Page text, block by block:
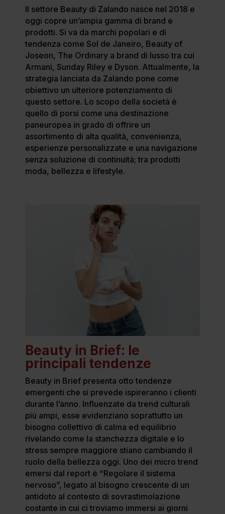
Il settore Beauty di Zalando nasce nel 2018 e
oggi copre un’ampia gamma di brand e
prodotti. Si va da marchi popolari e di
tendenza come Sol de Janeiro, Beauty of
Joseon, The Ordinary a brand di lusso tra cui
Armani, Sunday Riley e Dyson. Attualmente, la
strategia lanciata da Zalando pone come
obiettivo un ulteriore potenziamento di
questo settore. Lo scopo della società è
quello di porsi come una destinazione
paneuropea in grado di offrire un
assortimento di alta qualità, convenienza,
esperienze personalizzate e una navigazione
senza soluzione di continuità; tra prodotti
moda, bellezza e lifestyle.
Beauty in Brief: le
principali tendenze
Beauty in Brief presenta otto tendenze
emergenti che si prevede ispireranno i clienti
durante l’anno. Influenzate da trend culturali
più ampi, esse evidenziano soprattutto un
bisogno collettivo di calma ed equilibrio
rivelando come la stanchezza digitale e lo
stress sempre maggiore stiano cambiando il
ruolo della bellezza oggi. Uno dei micro trend
emersi dal report è “Regolare il sistema
nervoso”, legato al bisogno crescente di un
antidoto al contesto di sovrastimolazione
costante in cui ci troviamo immersi ai giorni